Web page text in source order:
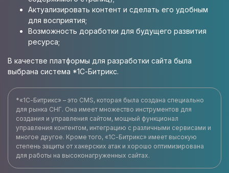
Актуализировать контент и сделать его удобным
для восприятия;
Возможность доработки для будущего развития
ресурса;
В качестве платформы для разработки сайта была
выбрана система *1С-Битрикс.
*«1С-Битрикс» – это CMS, которая была создана специально
для рынка СНГ. Она имеет множество инструментов для
создания и управления сайтом, мощный функционал
управления контентом, интеграцию с различными сервисами и
многое другое. Кроме того, «1С-Битрикс» имеет высокую
степень защиты от хакерских атак и хорошо оптимизирована
для работы на высоконагруженных сайтах.